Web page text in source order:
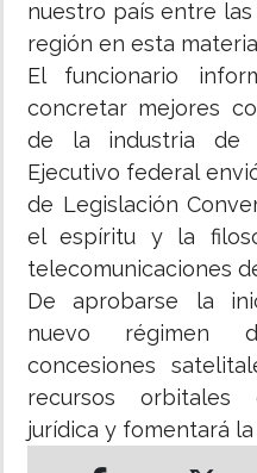
nuestro país entre
región en esta
El funcionario
concretar mejores
de la industria de
Ejecutivo federal
de Legislación
el espíritu y la
telecomunicaciones
De aprobarse la
nuevo régimen
concesiones
recursos orbitales
jurídica y fomentará la